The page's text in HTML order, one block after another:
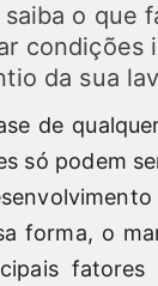
A
p
o que
condições
da sua
de
só podem
forma, o
fatores